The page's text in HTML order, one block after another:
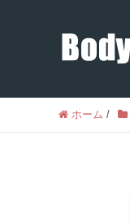
ホーム /